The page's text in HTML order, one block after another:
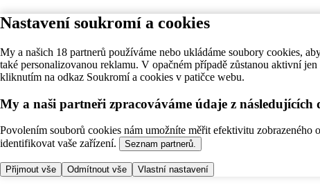
Nastavení soukromí a cookies
My a našich 18 partnerů používáme nebo ukládáme soubory cookies,
také personalizovanou reklamu. V opačném případě zůstanou aktivní
kliknutím na odkaz Soukromí a cookies v patičce webu.
My a naši partneři zpracováváme údaje z následujících
Povolením souborů cookies nám umožníte měřit efektivitu zobrazeného
identifikovat vaše zařízení.
Seznam partnerů.
Přijmout vše Odmítnout vše Vlastní nastavení